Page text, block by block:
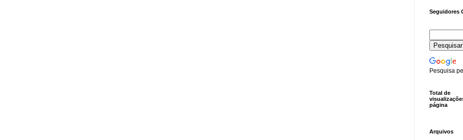
Seguidores
Pesquisa
Total de
página
Arquivos